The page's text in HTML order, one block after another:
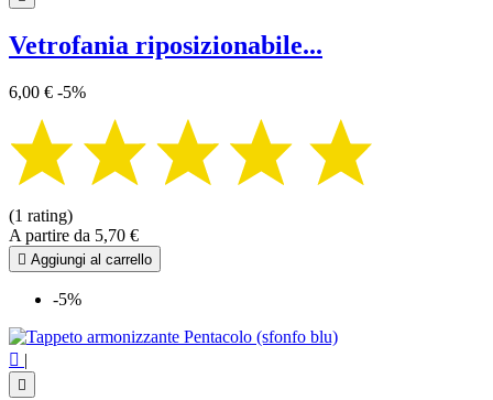
Vetrofania riposizionabile...
6,00 € -5%
(1 rating)
A partire da 5,70 €
 Aggiungi al carrello
-5%

